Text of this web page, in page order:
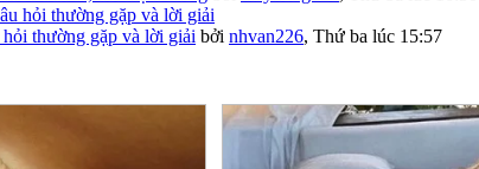
thường gặp và lời giải bởi nhvan226, Thứ ba lúc 15:57